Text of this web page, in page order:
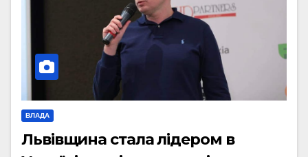
ВЛАДА
Львівщина стала лідером в